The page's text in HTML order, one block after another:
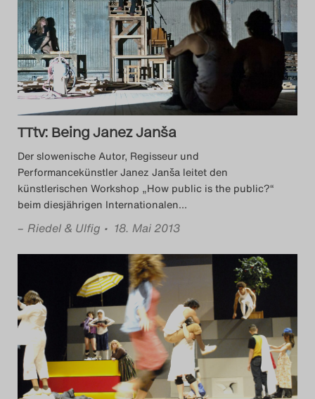
TTtv: Being Janez Janša
Der slowenische Autor, Regisseur und
Performancekünstler Janez Janša leitet den
künstlerischen Workshop „How public is the public?“
beim diesjährigen Internationalen…
– Riedel & Ulfig • 18. Mai 2013